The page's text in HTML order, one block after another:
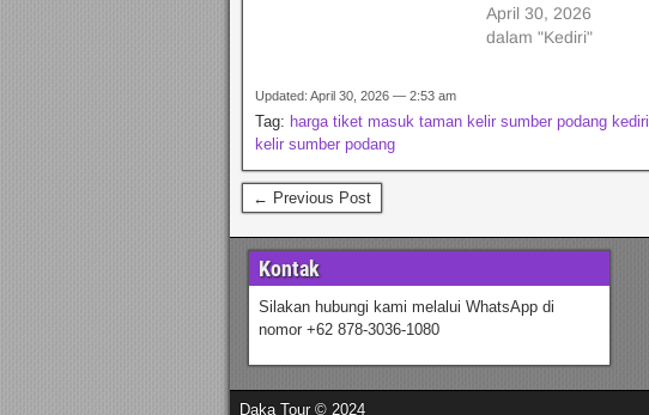
April 30, 2026
dalam "Kediri"
Updated: April 30, 2026 — 2:53 am
Tag: harga tiket masuk taman kelir sumber podang kediri
kelir sumber podang
← Previous Post
Kontak
Silakan hubungi kami melalui WhatsApp di
nomor +62 878-3036-1080
Daka Tour © 2024